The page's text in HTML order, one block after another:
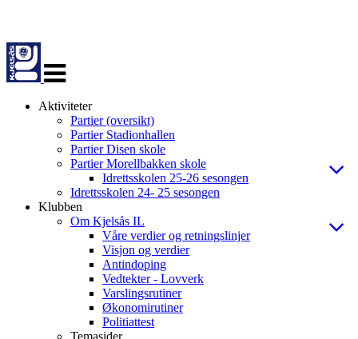
navigasjon
Aktiviteter
Partier (oversikt)
Partier Stadionhallen
Partier Disen skole
Partier Morellbakken skole
Idrettsskolen 25-26 sesongen
Idrettsskolen 24- 25 sesongen
Klubben
Om Kjelsås IL
Våre verdier og retningslinjer
Visjon og verdier
Antindoping
Vedtekter - Lovverk
Varslingsrutiner
Økonomirutiner
Politiattest
Temasider